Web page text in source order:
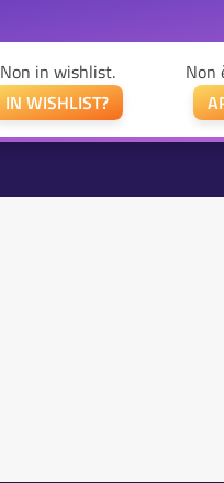
Non in wishlist.
IN WISHLIST?
Non